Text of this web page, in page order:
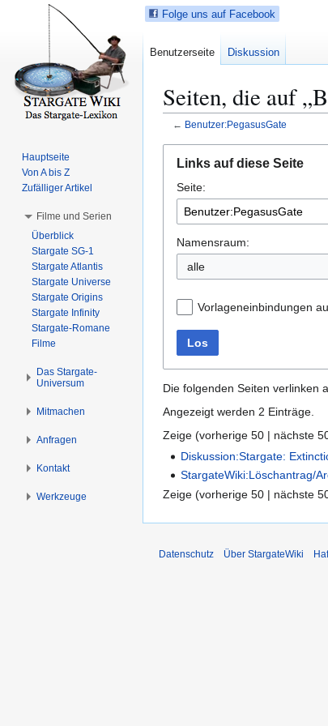
Seiten, die auf
← Benutzer:PegasusGate
n
s
r
i
e
n
g
n
Links auf diese Seite
Seite:
Namensraum:
alle
Vorlageneinbindungen
Los
Die folgenden Seiten verlinken
Angezeigt werden 2 Einträge.
Zeige (vorherige 50 | nächste
Diskussion:Stargate:
StargateWiki:Löschantrag/
Zeige (vorherige 50 | nächste
Folge uns auf Facebook
Benutzerseite Diskussion
Hauptseite
Von A bis Z
Zufälliger Artikel
Filme und Serien
Überblick
Stargate SG-1
Stargate Atlantis
Stargate Universe
Stargate Origins
Stargate Infinity
Stargate-Romane
Filme
Das Stargate-
Universum
Mitmachen
Anfragen
Kontakt
Werkzeuge
Datenschutz Über StargateWiki